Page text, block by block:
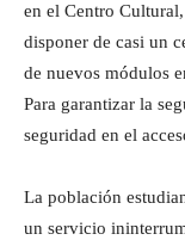
en el Centro
disponer de casi un
de nuevos módulos
Para garantizar la
seguridad en el
La población
un servicio